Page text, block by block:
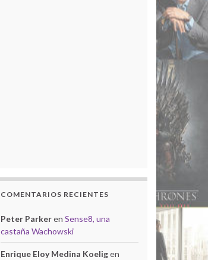
COMENTARIOS RECIENTES
Peter Parkeren Sense8, una
castaña Wachowski
Enrique Eloy Medina Koeligen